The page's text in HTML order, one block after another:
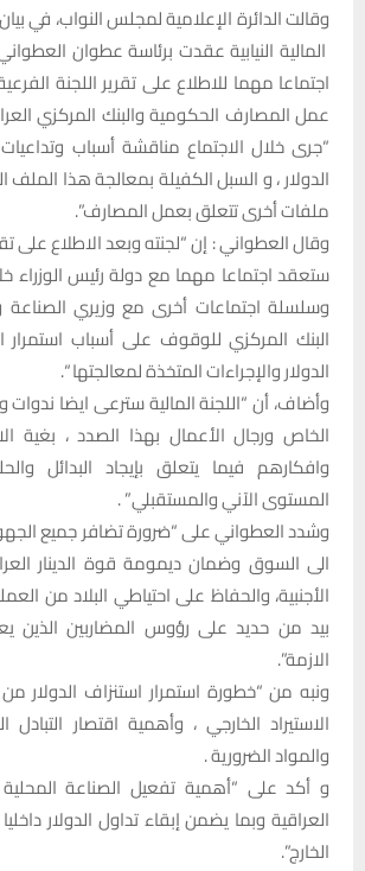
وقالت الدائرة الإعلامية لمجلس النواب، في
المالية النيابية عقدت برئاسة عطوان
اجتماعا مهما للاطلاع على تقرير اللجنة
عمل المصارف الحكومية والبنك المركزي
“جرى خلال الاجتماع مناقشة أسباب
الدولار ، و السبل الكفيلة بمعالجة هذا
ملفات أخرى تتعلق بعمل المصارف”.
وقال العطواني : إن “لجنته وبعد الاطلاع على
ستعقد اجتماعا مهما مع دولة رئيس الوزراء
وسلسلة اجتماعات أخرى مع وزيري الصناعة
البنك المركزي للوقوف على أسباب
الدولار والإجراءات المتخذة لمعالجتها “.
وأضاف، أن “اللجنة المالية سترعى ايضا
الخاص ورجال الأعمال بهذا الصدد ، بغية
وافكارهم فيما يتعلق بإيجاد البدائل
المستوى الآني والمستقبلي” .
وشدد العطواني على “ضرورة تضافر جميع
الى السوق وضمان ديمومة قوة الدينار
الأجنبية، والحفاظ على احتياطي البلاد من
بيد من حديد على رؤوس المضاربين الذين
الازمة”.
ونبه من “خطورة استمرار استنزاف الدولار
الاستيراد الخارجي ، وأهمية اقتصار
والمواد الضرورية .
و أكد على “أهمية تفعيل الصناعة
العراقية وبما يضمن إبقاء تداول الدولار
الخارج”.